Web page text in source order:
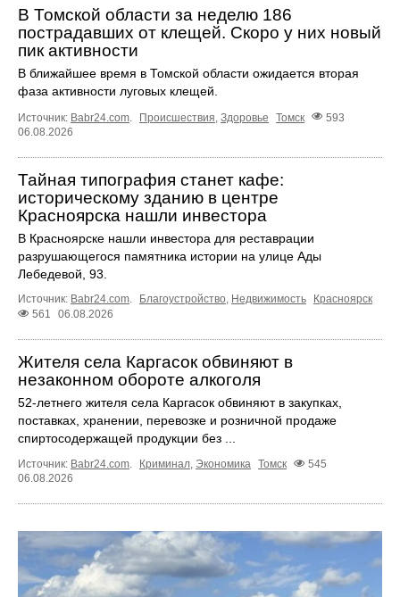
В Томской области за неделю 186
пострадавших от клещей. Скоро у них новый
пик активности
В ближайшее время в Томской области ожидается вторая
фаза активности луговых клещей.
Источник: Babr24.com Происшествия Здоровье Томск
593
06.08.2026
Тайная типография станет кафе:
историческому зданию в центре
Красноярска нашли инвестора
В Красноярске нашли инвестора для реставрации
разрушающегося памятника истории на улице Ады
Лебедевой, 93.
Источник: Babr24.com Благоустройство Недвижимость
Красноярск
561
06.08.2026
Жителя села Каргасок обвиняют в
незаконном обороте алкоголя
52-летнего жителя села Каргасок обвиняют в закупках,
поставках, хранении, перевозке и розничной продаже
спиртосодержащей продукции без ...
Источник: Babr24.com Криминал Экономика Томск
545
06.08.2026